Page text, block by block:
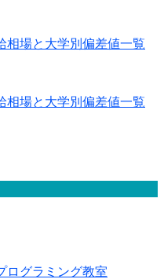
相場と大学別偏差値一覧
相場と大学別偏差値一覧
ログラミング教室